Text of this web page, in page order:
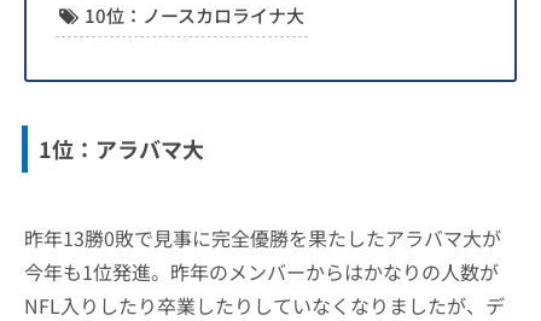
10位：ノースカロライナ大
1位：アラバマ大
昨年13勝0敗で見事に完全優勝を果たしたアラバマ大が
今年も1位発進。昨年のメンバーからはかなりの人数が
NFL入りしたり卒業したりしていなくなりましたが、デ